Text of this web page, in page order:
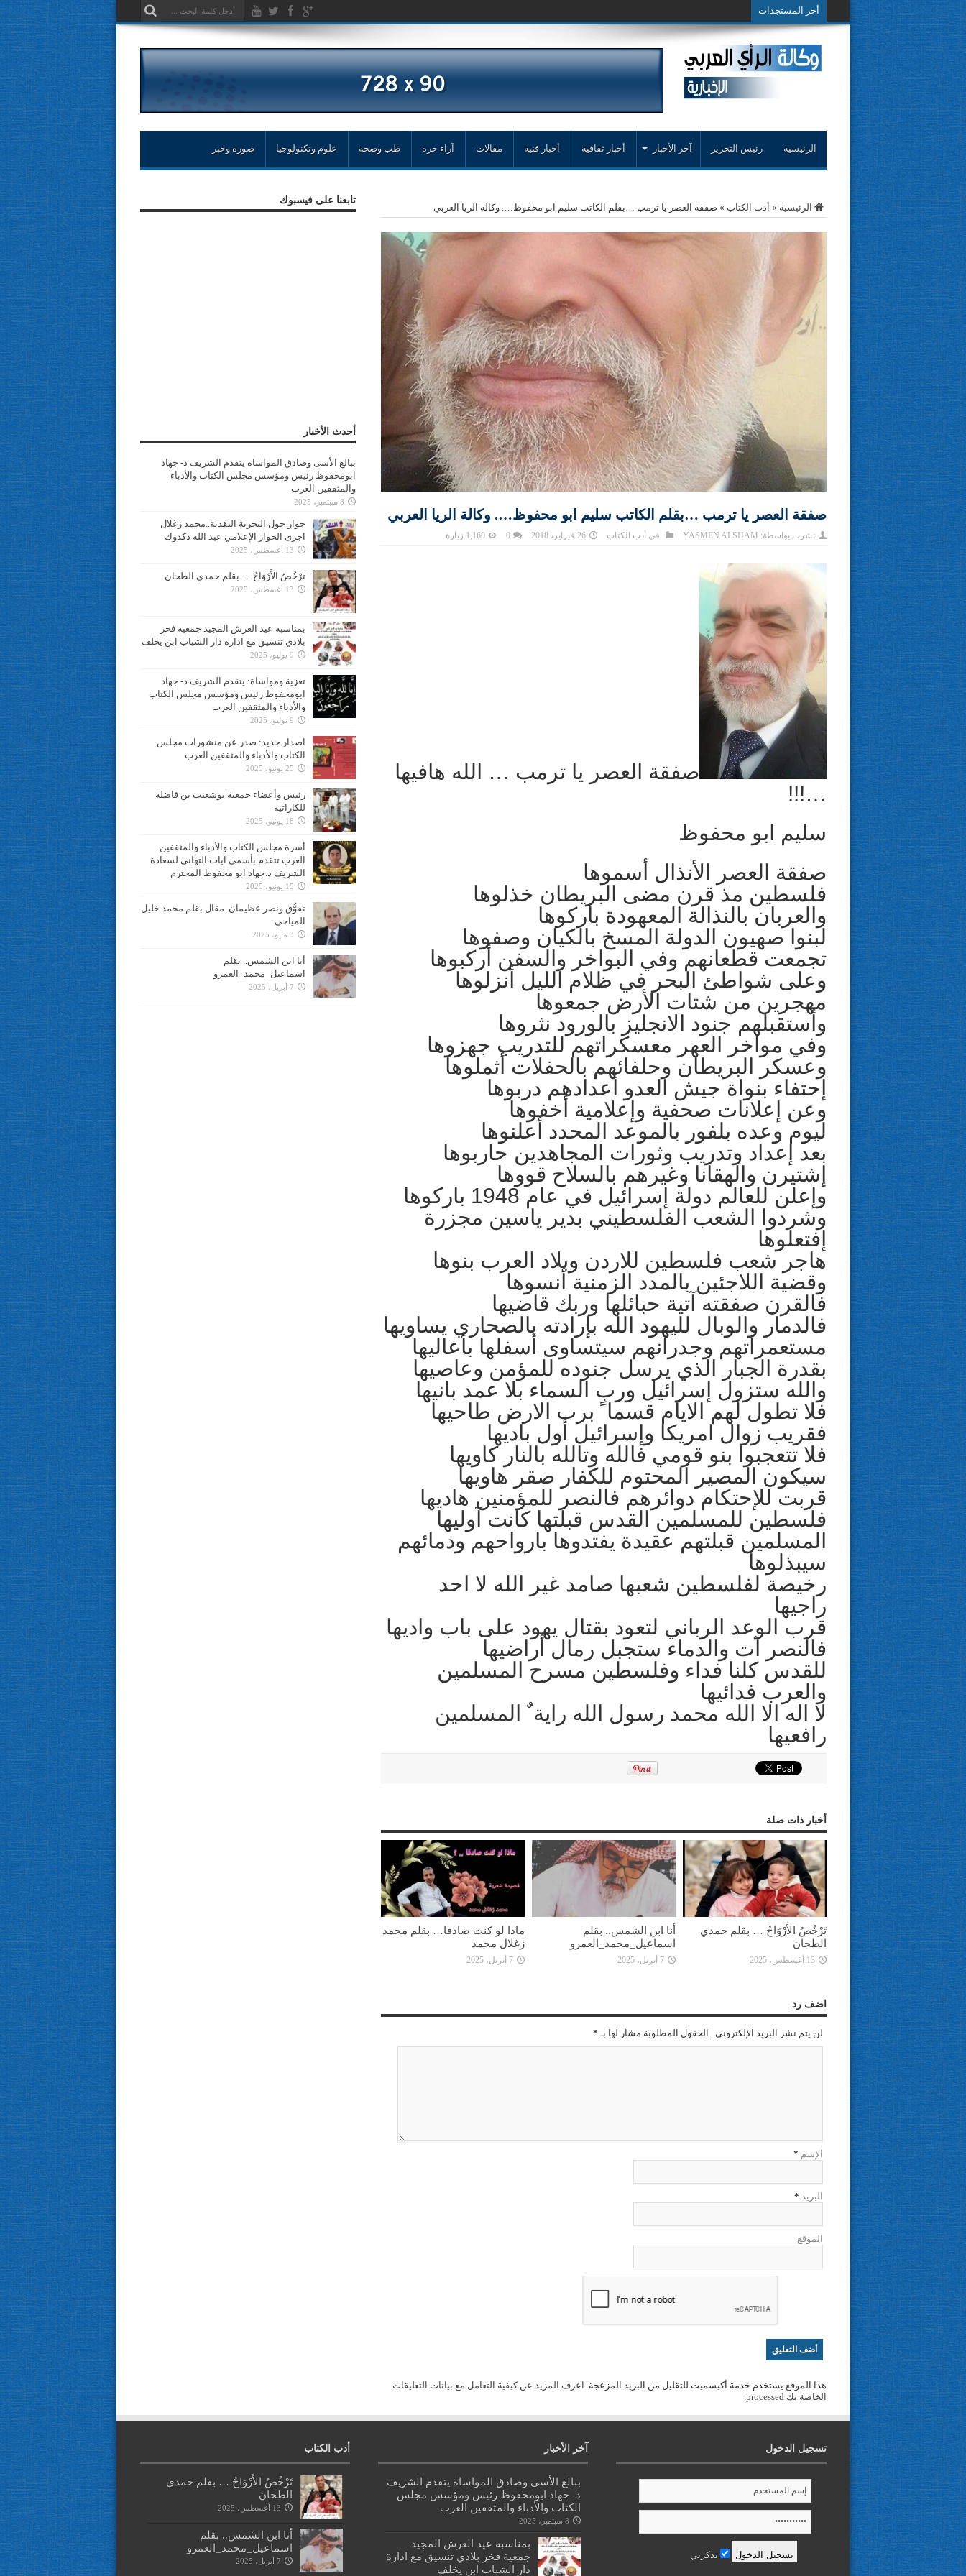
أخر المستجدات
الرئيسية رئيس التحرير آخر الأخبار أخبار ثقافية أخبار فنية مقالات آراء حرة طب وصحة علوم وتكنولوجيا صورة وخبر
الرئيسية » أدب الكتاب » صفقة العصر يا ترمب …بقلم الكاتب سليم ابو محفوظ…. وكالة الريا العربي
صفقة العصر يا ترمب …بقلم الكاتب سليم ابو محفوظ…. وكالة الريا العربي
نشرت بواسطة: YASMEN ALSHAM في أدب الكتاب 26 فبراير، 2018 0 1,160 زيارة
صفقة العصر يا ترمب … الله هافيها
…!!!
سليم ابو محفوظ
صفقة العصر الأنذال أسموها
فلسطين مذ قرن مضى البريطان خذلوها
والعربان بالنذالة المعهودة باركوها
لبنوا صهيون الدولة المسخ بالكيان وصفوها
تجمعت قطعانهم وفي البواخر والسفن أركبوها
وعلى شواطئ البحر في ظلام الليل أنزلوها
مهجرين من شتات الأرض جمعوها
وأستقبلهم جنود الانجليز بالورود نثروها
وفي مواخر العهر معسكراتهم للتدريب جهزوها
وعسكر البريطان وحلفائهم بالحفلات أثملوها
إحتفاء بنواة جيش العدو أعدادهم دربوها
وعن إعلانات صحفية وإعلامية أخفوها
ليوم وعده بلفور بالموعد المحدد أعلنوها
بعد إعداد وتدريب وثورات المجاهدين حاربوها
إشتيرن والهقانا وغيرهم بالسلاح قووها
وإعلن للعالم دولة إسرائيل في عام 1948 باركوها
وشردوا الشعب الفلسطيني بدير ياسين مجزرة
إفتعلوها
هاجر شعب فلسطين للاردن وبلاد العرب بنوها
وقضية اللاجئين بالمدد الزمنية أنسوها
فالقرن صفقته آتية حبائلها وربك قاضيها
فالدمار والوبال لليهود الله بإرادته بالصحاري يساويها
مستعمراتهم وجدرانهم سيتساوى أسفلها بأعاليها
بقدرة الجبار الذي يرسل جنوده للمؤمن وعاصيها
والله ستزول إسرائيل ورب السماء بلا عمد بانيها
فلا تطول لهم الايام قسما ً برب الارض طاحيها
فقريب زوال امريكا وإسرائيل أول باديها
فلا تتعجبوا بنو قومي فالله وتالله بالنار كاويها
سيكون المصير المحتوم للكفار صقر هاويها
قربت للإحتكام دوائرهم فالنصر للمؤمنين هاديها
فلسطين للمسلمين القدس قبلتها كانت آوليها
المسلمين قبلتهم عقيدة يفتدوها بارواحهم ودمائهم
سيبذلوها
رخيصة لفلسطين شعبها صامد غير الله لا احد
راجيها
قرب الوعد الرباني لتعود بقتال يهود على باب واديها
فالنصر آت والدماء ستجبل رمال أراضيها
للقدس كلنا فداء وفلسطين مسرح المسلمين
والعرب فدائيها
لا اله الا الله محمد رسول الله راية ٌ المسلمين
رافعيها
أخبار ذات صلة
تَرْخُصُ الأَرْوَاحُ … بقلم حمدي
الطحان
13 أغسطس، 2025
أنا ابن الشمس.. بقلم
اسماعيل_محمد_العمرو
7 أبريل، 2025
ماذا لو كنت صادقا… بقلم محمد
زغلال محمد
7 أبريل، 2025
اضف رد
لن يتم نشر البريد الإلكتروني . الحقول المطلوبة مشار لها بـ *
الإسم *
البريد *
الموقع
هذا الموقع يستخدم خدمة أكيسميت للتقليل من البريد المزعجة. اعرف المزيد عن كيفية التعامل مع بيانات التعليقات
الخاصة بك processed
.
تابعنا على فيسبوك
أحدث الأخبار
ببالغ الأسى وصادق المواساة يتقدم الشريف د- جهاد
ابومحفوظ رئيس ومؤسس مجلس الكتاب والأدباء
والمثقفين العرب
8 سبتمبر، 2025
حوار حول التجربة النقدية..محمد زغلال
اجرى الحوار الإعلامي عبد الله دكدوك
13 أغسطس، 2025
تَرْخُصُ الأَرْوَاحُ … بقلم حمدي الطحان
13 أغسطس، 2025
بمناسبة عيد العرش المجيد جمعية فخر
بلادي تنسيق مع ادارة دار الشباب ابن يخلف
9 يوليو، 2025
تعزية ومواساة: يتقدم الشريف د- جهاد
ابومحفوظ رئيس ومؤسس مجلس الكتاب
والأدباء والمثقفين العرب
9 يوليو، 2025
اصدار جديد: صدر عن منشورات مجلس
الكتاب والأدباء والمثقفين العرب
25 يونيو، 2025
رئيس وأعضاء جمعية بوشعيب بن فاضلة
للكاراتيه
18 يونيو، 2025
أسرة مجلس الكتاب والأدباء والمثقفين
العرب تتقدم بأسمى آيات التهاني لسعادة
الشريف د.جهاد ابو محفوظ المحترم
15 يونيو، 2025
تفوُّق ونصر عظيمان..مقال بقلم محمد خليل
المياحي
3 مايو، 2025
أنا ابن الشمس.. بقلم
اسماعيل_محمد_العمرو
7 أبريل، 2025
تسجيل الدخول
تذكرني
آخر الأخبار
ببالغ الأسى وصادق المواساة يتقدم الشريف
د- جهاد ابومحفوظ رئيس ومؤسس مجلس
الكتاب والأدباء والمثقفين العرب
8 سبتمبر، 2025
بمناسبة عيد العرش المجيد
جمعية فخر بلادي تنسيق مع ادارة
دار الشباب ابن يخلف
أدب الكتاب
تَرْخُصُ الأَرْوَاحُ … بقلم حمدي
الطحان
13 أغسطس، 2025
أنا ابن الشمس.. بقلم
اسماعيل_محمد_العمرو
7 أبريل، 2025